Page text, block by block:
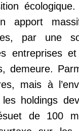
écologique.
apport
par une
entreprises
demeure.
mais à
holdings
de 100